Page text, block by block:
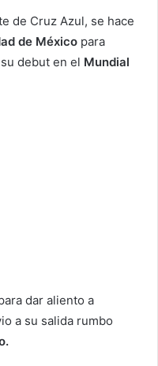
de Cruz Azul, se hace
de México para
debut en el Mundial
dar aliento a
a su salida rumbo